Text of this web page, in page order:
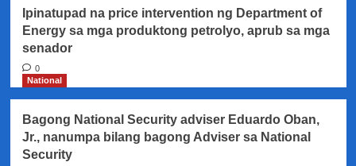
Ipinatupad na price intervention ng Department of
Energy sa mga produktong petrolyo, aprub sa mga
senador
0
National
Bagong National Security adviser Eduardo Oban,
Jr., nanumpa bilang bagong Adviser sa National
Security